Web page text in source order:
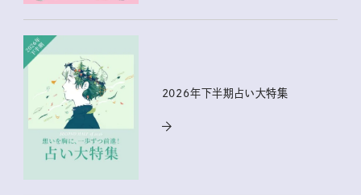
2026年下半期占い大特集